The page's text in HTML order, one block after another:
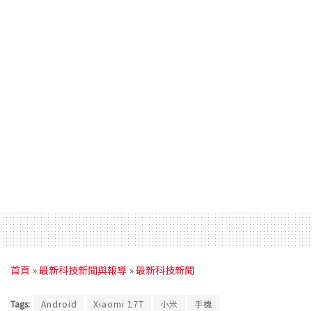
首頁 »最新科技新聞與報導 »最新科技新聞
Tags: Android Xiaomi 17T 小米 手機